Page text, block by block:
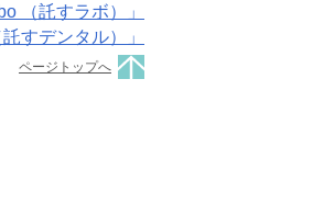
（託すラボ）」
すデンタル）」
ページトップへ